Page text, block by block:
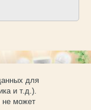
для
и т.д.).
не может